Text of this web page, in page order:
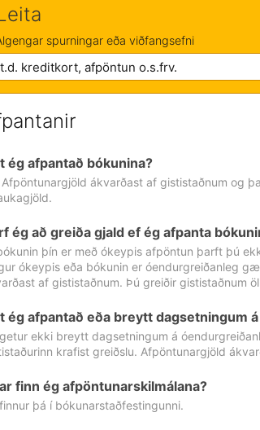
spurningar eða viðfangsefni
ég afpantað bókunina?
ákvarðast af gististaðnum og
ég að greiða gjald ef ég afpanta
þín er með ókeypis afpöntun þarft þú
ókeypis eða bókunin er óendurgreiðanleg
af gististaðnum. Þú greiðir gististaðnum
ég afpantað eða breytt dagsetningum
ekki breytt dagsetningum á
krafist greiðslu. Afpöntunargjöld
finn ég afpöntunarskilmálana?
þá í bókunarstaðfestingunni.